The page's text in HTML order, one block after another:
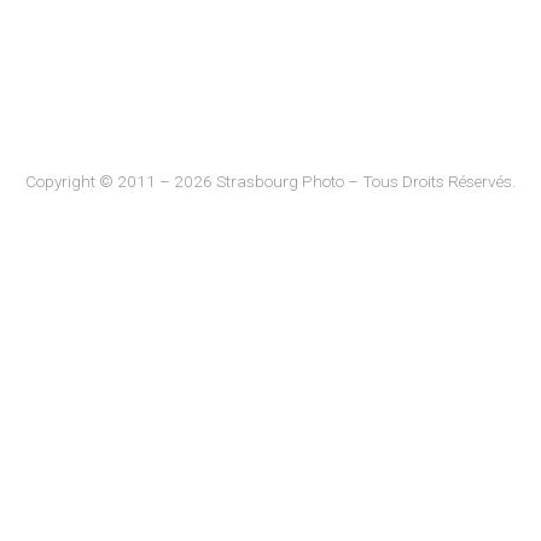
Copyright © 2011 – 2026 Strasbourg Photo – Tous Droits Réservés.